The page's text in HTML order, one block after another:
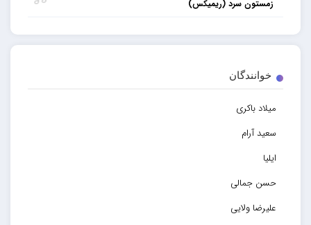
زمستون سرد (ریمیکس)
خوانندگان
میلاد باکری
سعید آرام
ایلیا
حسن جمالی
علیرضا ولایی